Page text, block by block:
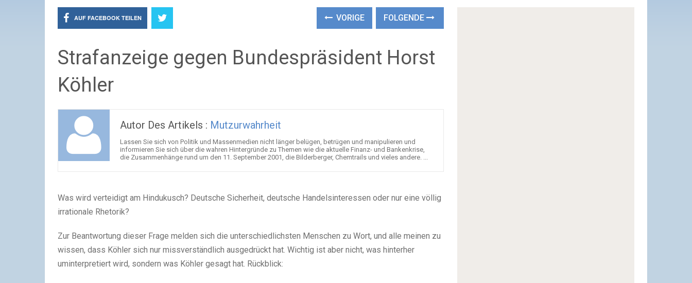
AUF FACEBOOK TEILEN VORIGE FOLGENDE
Strafanzeige gegen Bundespräsident Horst
Köhler
Autor Des Artikels : Mutzurwahrheit
Lassen Sie sich von Politik und Massenmedien nicht länger belügen, betrügen und manipulieren und
informieren Sie sich über die wahren Hintergründe zu Themen wie die aktuelle Finanz- und Bankenkrise,
die Zusammenhänge rund um den 11. September 2001, die Bilderberger, Chemtrails und vieles andere. ...
Was wird verteidigt am Hindukusch? Deutsche Sicherheit, deutsche Handelsinteressen oder nur eine völlig
irrationale Rhetorik?
Zur Beantwortung dieser Frage melden sich die unterschiedlichsten Menschen zu Wort, und alle meinen zu
wissen, dass Köhler sich nur missverständlich ausgedrückt hat. Wichtig ist aber nicht, was hinterher
uminterpretiert wird, sondern was Köhler gesagt hat. Rückblick: